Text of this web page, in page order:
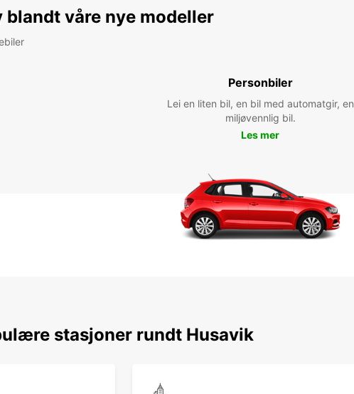
våre nye modeller
Personbiler
Lei en liten bil, en bil med automatgir, en
miljøvennlig bil.
Les mer
stasjoner rundt Husavik